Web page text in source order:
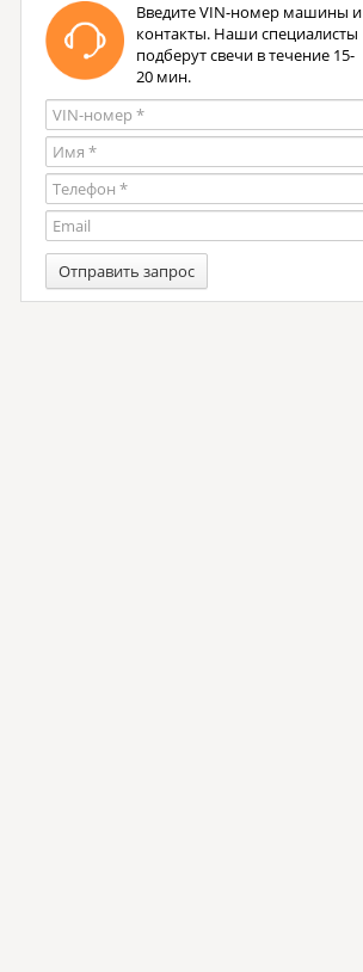
Введите VIN-номер машины и
контакты. Наши специалисты
подберут свечи в течение 15-
20 мин.
Отправить запрос